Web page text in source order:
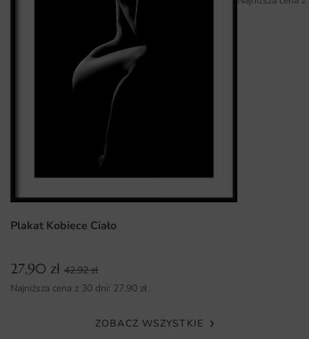
Możliwość dopasowania wymiarów do indywidualnych
Łatwy montaż, który można wykonać samodzielnie bez
potrzeby zatrudniania specjalisty.
Plakat Kobiece Ciało
27.90 zł 42.92zł
Najniższa cena z 30 dni: 27.90 zł
ZOBACZ WSZYSTKIE